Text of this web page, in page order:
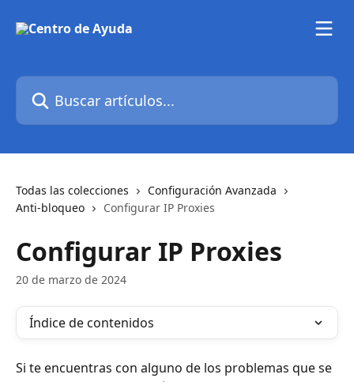
Buscar artículos...
Todas las colecciones
Configuración Avanzada
Anti-bloqueo
Configurar IP Proxies
Configurar IP Proxies
20 de marzo de 2024
Índice de contenidos
Si te encuentras con alguno de los problemas que se